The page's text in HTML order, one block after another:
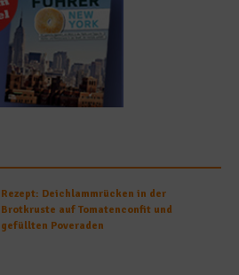
Rezept: Deichlammrücken in der
Brotkruste auf Tomatenconfit und
gefüllten Poveraden